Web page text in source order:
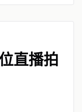
直播拍